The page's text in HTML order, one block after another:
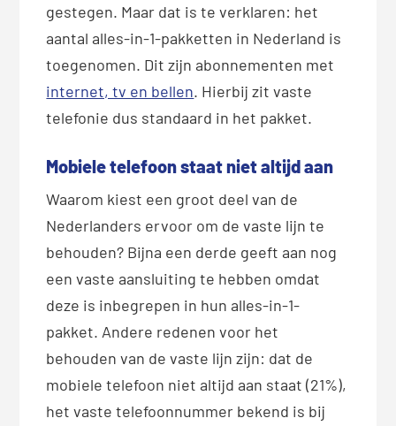
gestegen. Maar dat is te verklaren: het
aantal alles-in-1-pakketten in Nederland is
toegenomen. Dit zijn abonnementen met
internet, tv en bellen. Hierbij zit vaste
telefonie dus standaard in het pakket.
Mobiele telefoon staat niet altijd aan
Waarom kiest een groot deel van de
Nederlanders ervoor om de vaste lijn te
behouden? Bijna een derde geeft aan nog
een vaste aansluiting te hebben omdat
deze is inbegrepen in hun alles-in-1-
pakket. Andere redenen voor het
behouden van de vaste lijn zijn: dat de
mobiele telefoon niet altijd aan staat (21%),
het vaste telefoonnummer bekend is bij